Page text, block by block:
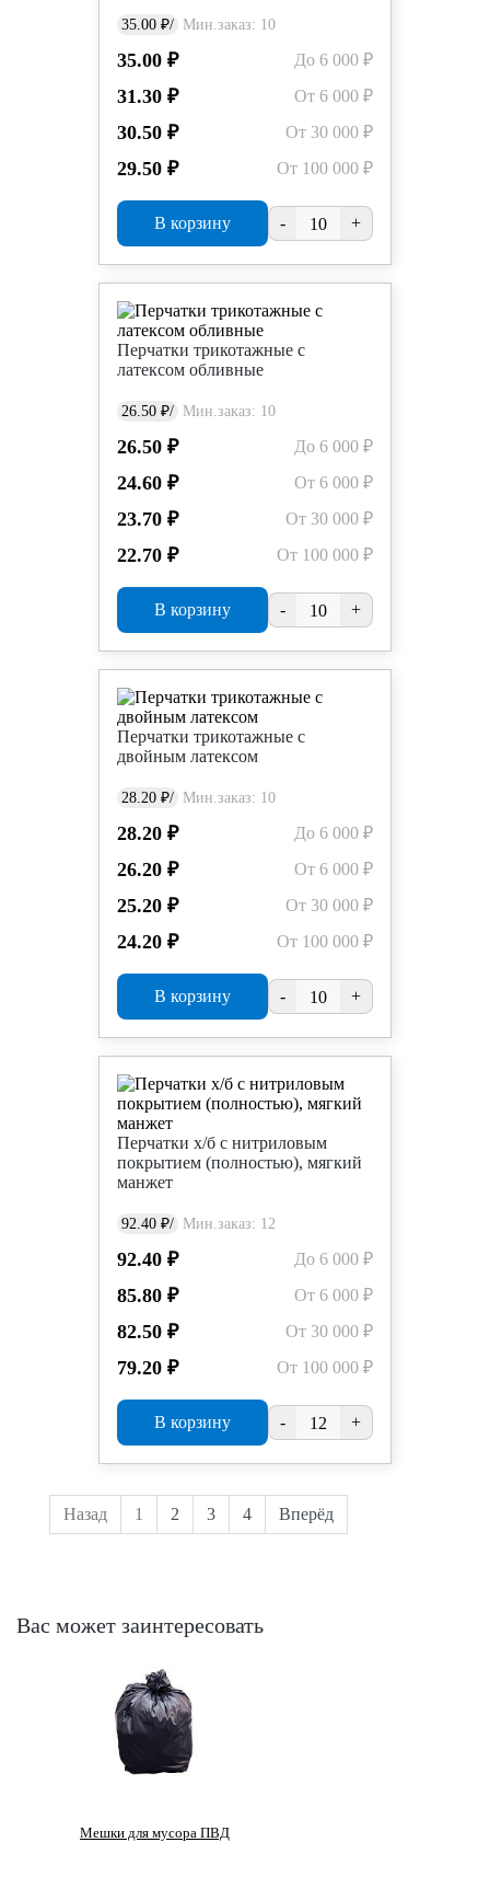
35.00 ₽/ Мин.заказ: 10
35.00 ₽ До 6 000 ₽
31.30 ₽ От 6 000 ₽
30.50 ₽ От 30 000 ₽
29.50 ₽ От 100 000 ₽
В корзину - +
Перчатки трикотажные с
латексом обливные
26.50 ₽/ Мин.заказ: 10
26.50 ₽ До 6 000 ₽
24.60 ₽ От 6 000 ₽
23.70 ₽ От 30 000 ₽
22.70 ₽ От 100 000 ₽
В корзину - +
Перчатки трикотажные с
двойным латексом
28.20 ₽/ Мин.заказ: 10
28.20 ₽ До 6 000 ₽
26.20 ₽ От 6 000 ₽
25.20 ₽ От 30 000 ₽
24.20 ₽ От 100 000 ₽
В корзину - +
Перчатки х/б с нитриловым
покрытием (полностью), мягкий
манжет
92.40 ₽/ Мин.заказ: 12
92.40 ₽ До 6 000 ₽
85.80 ₽ От 6 000 ₽
82.50 ₽ От 30 000 ₽
79.20 ₽ От 100 000 ₽
В корзину - +
Назад 1 2 3 4 Вперёд
Вас может заинтересовать
Мешки для мусора ПВД